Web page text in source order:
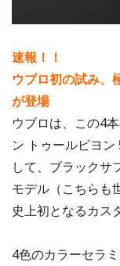
速報！！
ウブロ初の試み、
が登場
ウブロは、この4
ン トゥールビヨ
して、ブラックサ
モデル（こちらも
史上初となるカス
4色のカラーセラ